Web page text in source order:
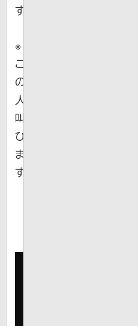
す・・・
※
こ
の
人
叫
び
ま
す！